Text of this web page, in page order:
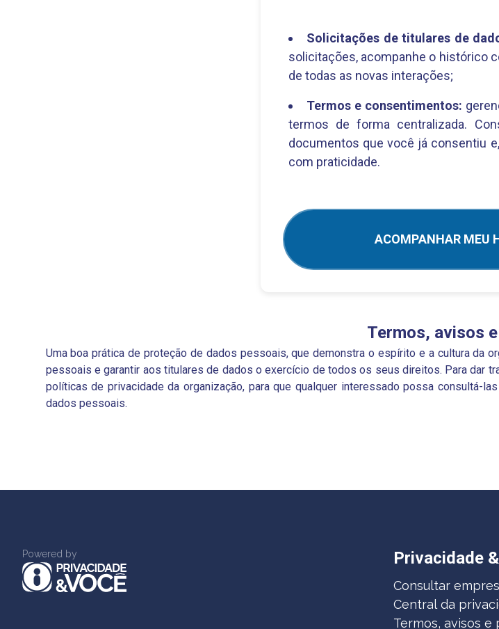
Solicitações de titulares de
solicitações, acompanhe o histórico
de todas as novas interações;
Termos e consentimentos:
termos de forma centralizada.
documentos que você já consentiu
com praticidade.
ACOMPANHAR MEU
Termos, avisos
Uma boa prática de proteção de dados pessoais, que demonstra o espírito e a cultura da
pessoais e garantir aos titulares de dados o exercício de todos os seus direitos. Para dar
políticas de privacidade da organização, para que qualquer interessado possa consultá-
dados pessoais.
Powered by Privacidade
Consultar
Central da
Termos, avisos e